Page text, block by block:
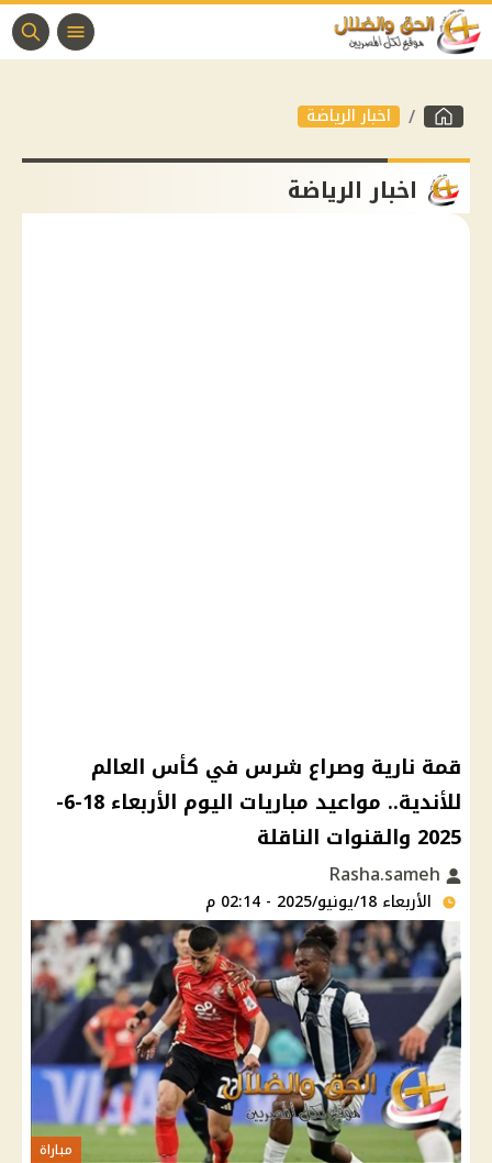
اخبار الرياضة
اخبار الرياضة
قمة نارية وصراع شرس في كأس العالم
للأندية.. مواعيد مباريات اليوم الأربعاء 18-6-
2025 والقنوات الناقلة
الأربعاء 18/يونيو/2025 - 02:14 م
مباراة